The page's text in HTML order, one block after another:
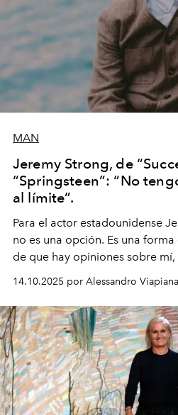
MAN
Jeremy Strong, de
“Springsteen”: “No
al límite”.
Para el actor estadounidense
no es una opción. Es una
de que hay opiniones sobre
demasiado en cómo me
pérdida de tiempo", afirma.
14.10.2025 por Alessandro Viapiana